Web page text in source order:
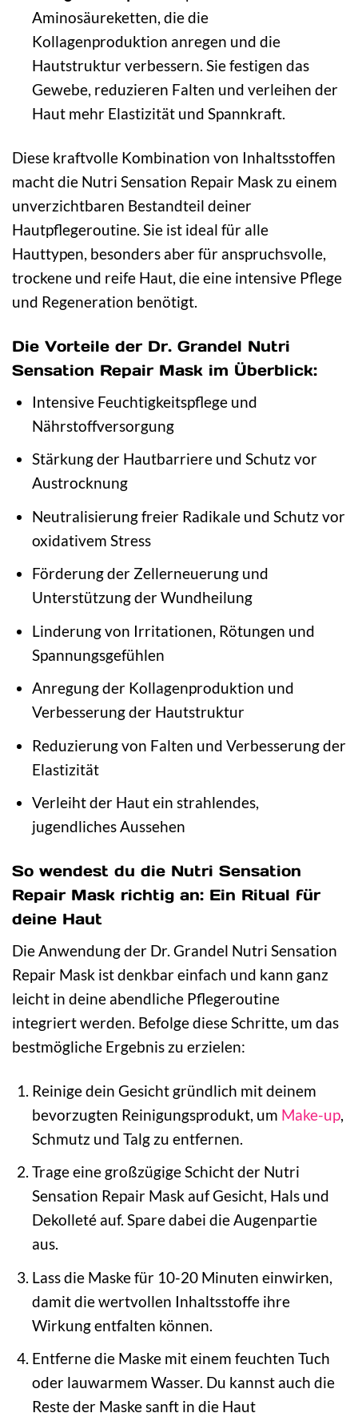
Aminosäureketten, die die
Kollagenproduktion anregen und die
Hautstruktur verbessern. Sie festigen das
Gewebe, reduzieren Falten und verleihen der
Haut mehr Elastizität und Spannkraft.
Diese kraftvolle Kombination von Inhaltsstoffen
macht die Nutri Sensation Repair Mask zu einem
unverzichtbaren Bestandteil deiner
Hautpflegeroutine. Sie ist ideal für alle
Hauttypen, besonders aber für anspruchsvolle,
trockene und reife Haut, die eine intensive Pflege
und Regeneration benötigt.
Die Vorteile der Dr. Grandel Nutri
Sensation Repair Mask im Überblick:
Intensive Feuchtigkeitspflege und
Nährstoffversorgung
Stärkung der Hautbarriere und Schutz vor
Austrocknung
Neutralisierung freier Radikale und Schutz vor
oxidativem Stress
Förderung der Zellerneuerung und
Unterstützung der Wundheilung
Linderung von Irritationen, Rötungen und
Spannungsgefühlen
Anregung der Kollagenproduktion und
Verbesserung der Hautstruktur
Reduzierung von Falten und Verbesserung der
Elastizität
Verleiht der Haut ein strahlendes,
jugendliches Aussehen
So wendest du die Nutri Sensation
Repair Mask richtig an: Ein Ritual für
deine Haut
Die Anwendung der Dr. Grandel Nutri Sensation
Repair Mask ist denkbar einfach und kann ganz
leicht in deine abendliche Pflegeroutine
integriert werden. Befolge diese Schritte, um das
bestmögliche Ergebnis zu erzielen:
Reinige dein Gesicht gründlich mit deinem
bevorzugten Reinigungsprodukt, um Make-up,
Schmutz und Talg zu entfernen.
Trage eine großzügige Schicht der Nutri
Sensation Repair Mask auf Gesicht, Hals und
Dekolleté auf. Spare dabei die Augenpartie
aus.
Lass die Maske für 10-20 Minuten einwirken,
damit die wertvollen Inhaltsstoffe ihre
Wirkung entfalten können.
Entferne die Maske mit einem feuchten Tuch
oder lauwarmem Wasser. Du kannst auch die
Reste der Maske sanft in die Haut